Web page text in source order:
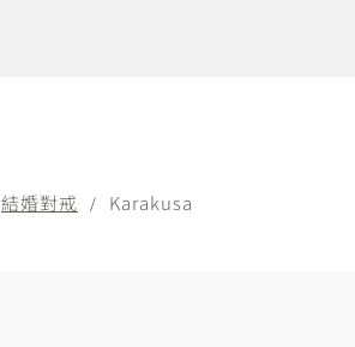
結婚對戒 Karakusa